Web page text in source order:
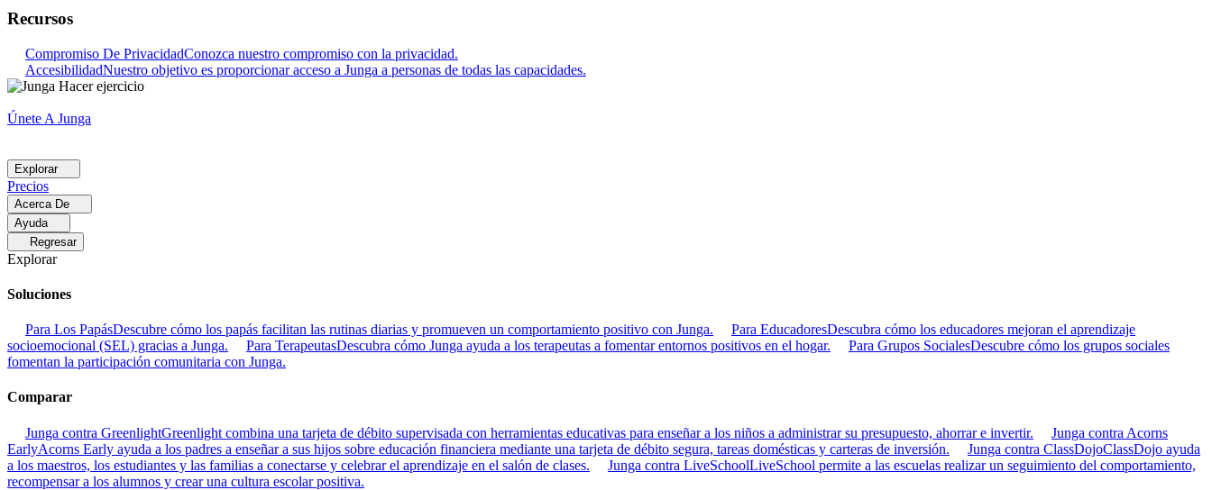
Recursos
Compromiso De PrivacidadConozca nuestro compromiso con la privacidad.
AccesibilidadNuestro objetivo es proporcionar acceso a Junga a personas de todas las capacidades.
Únete A Junga
Explorar
Precios
Acerca De
Ayuda
Regresar
Explorar
Soluciones
Para Los PapásDescubre cómo los papás facilitan las rutinas diarias y promueven un comportamiento positivo con Junga. Para EducadoresDescubra cómo los educadores mejoran el aprendizaje
socioemocional (SEL) gracias a Junga.
Para TerapeutasDescubra cómo Junga ayuda a los terapeutas a fomentar entornos positivos en el hogar. Para Grupos SocialesDescubre cómo los grupos sociales
fomentan la participación comunitaria con Junga.
Comparar
Junga contra GreenlightGreenlight combina una tarjeta de débito supervisada con herramientas educativas para enseñar a los niños a administrar su presupuesto, ahorrar e invertir.
Junga contra Acorns
EarlyAcorns Early ayuda a los padres a enseñar a sus hijos sobre educación financiera mediante una tarjeta de débito segura, tareas domésticas y carteras de inversión. Junga contra ClassDojoClassDojo ayuda
a los maestros, los estudiantes y las familias a conectarse y celebrar el aprendizaje en el salón de clases.
Junga contra LiveSchoolLiveSchool permite a las escuelas realizar un seguimiento del comportamiento,
recompensar a los alumnos y crear una cultura escolar positiva.